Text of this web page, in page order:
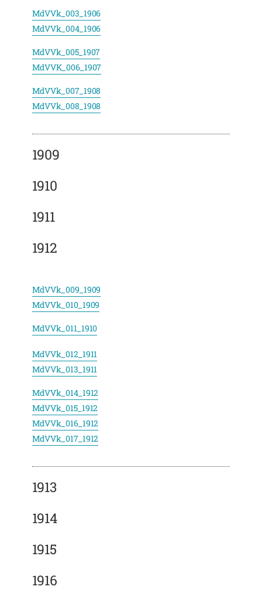
MdVVk_003_1906
MdVVk_004_1906
MdVVk_005_1907
MdVVK_006_1907
MdVVk_007_1908
MdVVk_008_1908
1909
1910
1911
1912
MdVVk_009_1909
MdVVk_010_1909
MdVVk_011_1910
MdVVk_012_1911
MdVVk_013_1911
MdVVk_014_1912
MdVVk_015_1912
MdVVk_016_1912
MdVVk_017_1912
1913
1914
1915
1916